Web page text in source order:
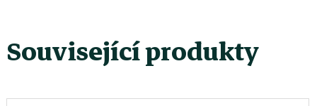
Související produkty